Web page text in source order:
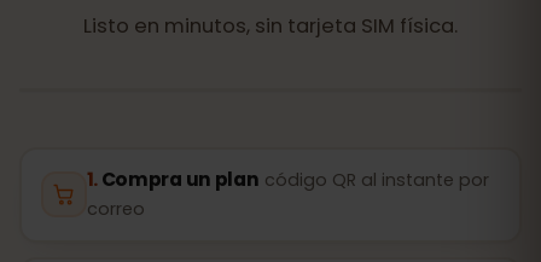
Listo en minutos, sin tarjeta SIM física.
Compra un plan código QR al instante por
correo